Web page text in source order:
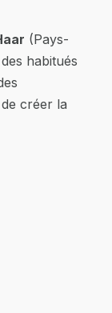
(Pays-
habitués
créer la